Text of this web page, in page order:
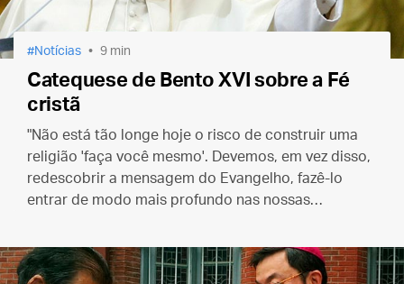
Notícias 9 min
Catequese de Bento XVI sobre a Fé
cristã
"Não está tão longe hoje o risco de construir uma
religião 'faça você mesmo'. Devemos, em vez disso,
redescobrir a mensagem do Evangelho, fazê-lo
entrar de modo mais profundo nas nossas